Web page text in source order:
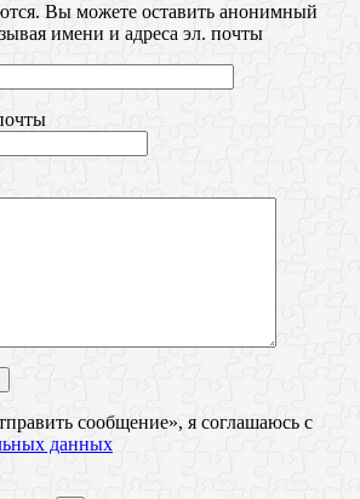
Вы можете оставить анонимный
имени и адреса эл. почты
сообщение», я соглашаюсь с
данных